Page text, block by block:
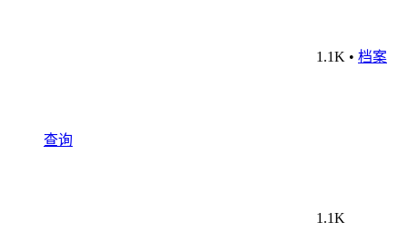
1.1K • 档案
查询
1.1K